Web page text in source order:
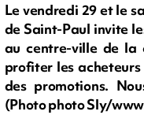
Le vendredi 29 et le
de Saint-Paul invite
au centre-ville de la
profiter les
des promotions.
(Photo photo Sly/